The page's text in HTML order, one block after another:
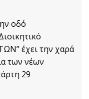
οδό
έχει την χαρά
των νέων
29